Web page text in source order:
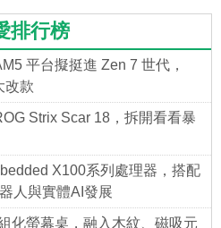
排行榜
平台擬挺進 Zen 7 世代，
改款
Strix Scar 18，拆開看看暴
X100系列處理器，搭配
人與實體AI發展
化螢幕桌，融入木紋、磁吸元